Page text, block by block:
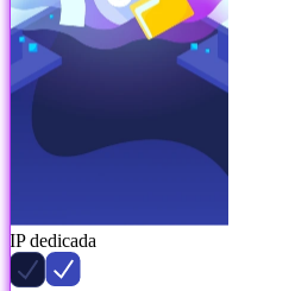
IP dedicada